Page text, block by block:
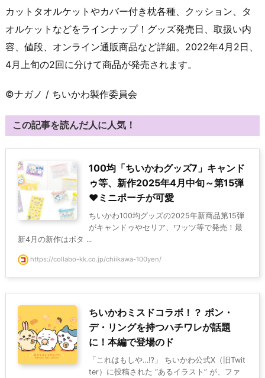
カットタオルケットやカバー付き枕各種、クッション、タ
オルケットなどをラインナップ！グッズ発売日、取扱い内
容、値段、オンライン通販商品など詳細。2022年4月2日、
4月上旬の2回に分けて商品が発売されます。
©ナガノ / ちいかわ製作委員会
この記事を読んだ人に人気！
100均「ちいかわグッズ7」キャンド
ゥ等、新作2025年4月中旬～第15弾
♥ミニポーチが可愛
ちいかわ100均グッズの2025年新商品第15弾
がキャンドゥやセリア、ワッツ等で発売！最
新4月の新作はボタ ...
https://collabo-kk.co.jp/chiikawa-100yen/
ちいかわミスドコラボ！？ ポン・
デ・リングを持つハチワレが話題
に！本編で登場のド
「これはもしや…⁉」 ちいかわ公式X（旧Twit
ter）に投稿された “あるイラスト” が、ファ